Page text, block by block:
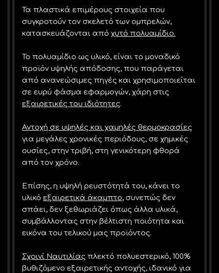
Τα πλαστικά επιμέρους στοιχεία που
συγκροτούν τον σκελετό των ομπρελών,
κατασκευάζονται από χυτό πολυαμίδιο.
Το πολυαμίδιο ως υλικό, είναι το μοναδικό
προϊόν υψηλής απόδοσης, που παράγεται
από ανανεώσιμες πηγές και χρησιμοποιείται
σε ευρύ φάσμα εφαρμογών, χάρη στις
εξαιρετικές του ιδιότητες.
Αντοχή σε υψηλές και χαμηλές θερμοκρασίες
για μεγάλες χρονικές περιόδους, σε χημικές
ουσίες, στην τριβή, στη γενικότερη φθορά
από τον χρόνο.
Επίσης, η υψηλή ρευστότητά του, κάνει το
υλικό εξαιρετικά άκαμπτο, συνεπώς δεν
σπάει, δεν ξεθωριάζει όπως άλλα υλικά,
συμβάλλοντας στην βέλτιστη ποιότητα και
εικόνα του τελικού μας προϊόντος.
Σχοινί Ναυτιλίας πλεκτό πολυεστερικό, 100%
βυθιζόμενο εξαιρετικής αντοχής, ιδανικό για